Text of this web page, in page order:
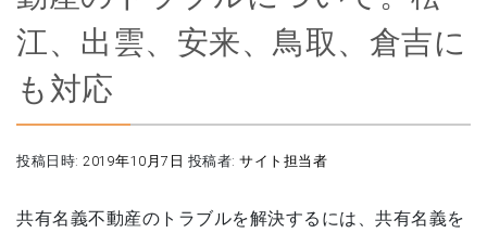
江、出雲、安来、鳥取、倉吉に
も対応
投稿日時: 2019年10月7日 投稿者: サイト担当者
共有名義不動産のトラブルを解決するには、共有名義を